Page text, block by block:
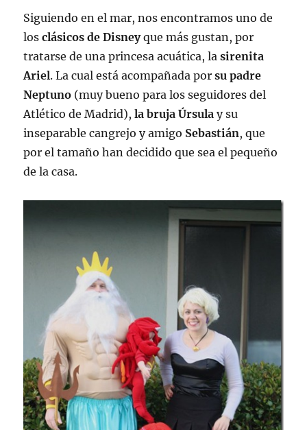
Siguiendo en el mar, nos encontramos uno de
losclásicos de Disneyque más gustan, por
tratarse de una princesa acuática, la sirenita
Ariel. La cual está acompañada porsu padre
Neptuno (muy bueno para los seguidores del
Atlético de Madrid),la bruja Úrsula y su
inseparable cangrejo y amigo Sebastián, que
por el tamaño han decidido que sea el pequeño
de la casa.